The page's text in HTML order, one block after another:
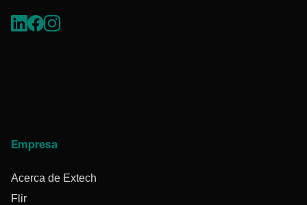
Empresa
Acerca de Extech
Flir